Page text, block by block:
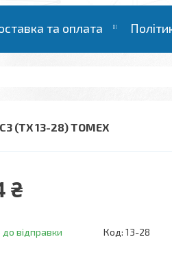
та оплата
(TX 13-28) TOMEX
₴
до відправки Код: 13-28